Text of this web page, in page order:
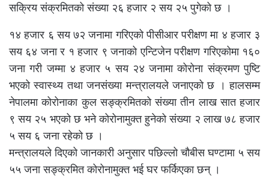
सक्रिय संक्रमितको संख्या २६ हजार २ सय २५ पुगेको छ ।
१४ हजार ६ सय ७२ जनामा गरिएको पीसीआर परीक्षण मा ४ हजार ३
सय ६४ जना र १ हजार ९ जनाको एन्टिजेन परीक्षण गरिएकोमा १६०
जना गरी जम्मा ४ हजार ५ सय २४ जनामा कोरोना संक्रमण पुष्टि
भएको स्वास्थ्य तथा जनसंख्या मन्त्रालयले जनाएको छ । हालसम्म
नेपालमा कोरोनाका कुल सङ्क्रमितको संख्या तीन लाख सात हजार
९ सय २५ भएको छ भने कोरोनामुक्त हुनेको संख्या २ लाख ७८ हजार
५ सय ६ जना रहेको छ ।
मन्त्रालयले दिएको जानकारी अनुसार पछिल्लो चौबीस घण्टामा ५ सय
५५ जना सङ्क्रमित कोरोनामुक्त भई घर फर्किएका छन् ।